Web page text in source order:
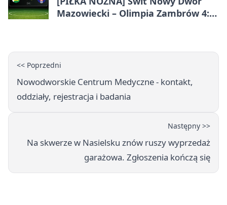
Mazowiecki – Olimpia Zambrów 4:0
<< Poprzedni
Nowodworskie Centrum Medyczne - kontakt,
oddziały, rejestracja i badania
Następny >>
Na skwerze w Nasielsku znów ruszy wyprzedaż
garażowa. Zgłoszenia kończą się